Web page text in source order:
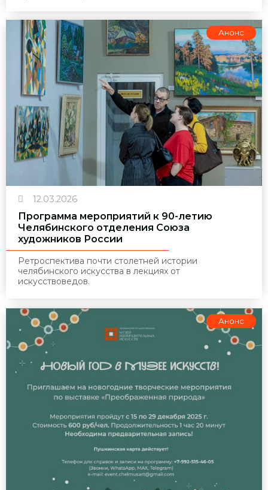
Анонс
12.03.2026
Программа мероприятий к 90-летию
Челябинского отделения Союза
художников России
Ретроспектива почти столетней истории
челябинского искусства в лекциях от
искусствоведов.
Анонс